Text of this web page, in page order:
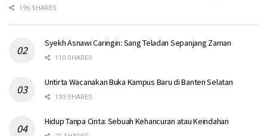
196 SHARES
Syekh Asnawi Caringin: Sang Teladan Sepanjang Zaman
110 SHARES
Untirta Wacanakan Buka Kampus Baru di Banten Selatan
193 SHARES
Hidup Tanpa Cinta: Sebuah Kehancuran atau Keindahan